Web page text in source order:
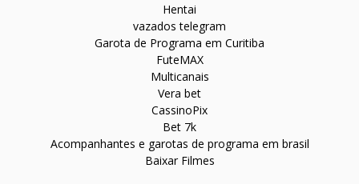
Hentai
vazados telegram
Garota de Programa em Curitiba
FuteMAX
Multicanais
Vera bet
CassinoPix
Bet 7k
Acompanhantes e garotas de programa em brasil
Baixar Filmes